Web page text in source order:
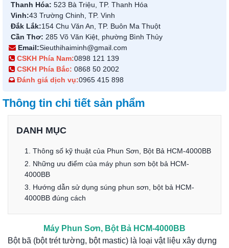
Thanh Hóa: 523 Bà Triệu, TP. Thanh Hóa
Vinh:43 Trường Chinh, TP. Vinh
Đắk Lắk:154 Chu Văn An, TP. Buôn Ma Thuột
Cần Thơ: 285 Võ Văn Kiệt, phường Bình Thủy
Email:Sieuthihaiminh@gmail.com
CSKH Phía Nam:0898 121 139
CSKH Phía Bắc: 0868 50 2002
Đánh giá dịch vụ:0965 415 898
Thông tin chi tiết sản phẩm
DANH MỤC
1. Thông số kỹ thuật của Phun Sơn, Bột Bả HCM-4000BB
2. Những ưu điểm của máy phun sơn bột bả HCM-
4000BB
3. Hướng dẫn sử dụng súng phun sơn, bột bả HCM-
4000BB đúng cách
Máy Phun Sơn, Bột Bả HCM-4000BB
Bột bã (bột trét tường, bột mastic) là loại vật liệu xây dựng